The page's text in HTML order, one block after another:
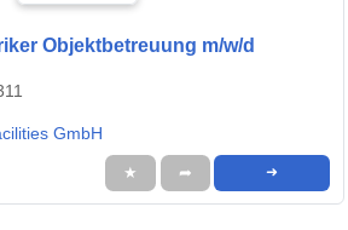
Objektbetreuung m/w/d
GmbH
★ ➦ ➜